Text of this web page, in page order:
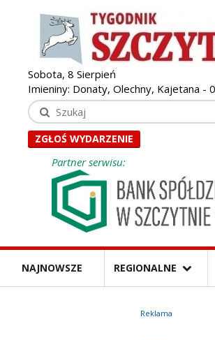
Sobota, 8 Sierpień
Imieniny: Donaty, Olechny, Kajetana -
ZGŁOŚ WYDARZENIE
Partner serwisu:
NAJNOWSZE REGIONALNE
Reklama